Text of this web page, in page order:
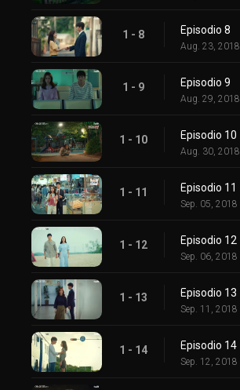
1 - 8 Episodio 8
Aug. 23, 2018
1 - 9 Episodio 9
Aug. 29, 2018
1 - 10 Episodio 10
Aug. 30, 2018
1 - 11 Episodio 11
Sep. 05, 2018
1 - 12 Episodio 12
Sep. 06, 2018
1 - 13 Episodio 13
Sep. 11, 2018
1 - 14 Episodio 14
Sep. 12, 2018